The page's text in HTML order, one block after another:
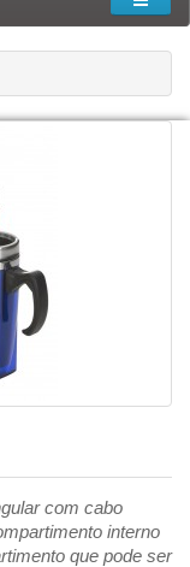
com cabo
interno
que pode ser